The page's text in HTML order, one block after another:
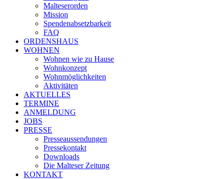
Malteserorden
Mission
Spendenabsetzbarkeit
FAQ
ORDENSHAUS
WOHNEN
Wohnen wie zu Hause
Wohnkonzept
Wohnmöglichkeiten
Aktivitäten
AKTUELLES
TERMINE
ANMELDUNG
JOBS
PRESSE
Presseaussendungen
Pressekontakt
Downloads
Die Malteser Zeitung
KONTAKT